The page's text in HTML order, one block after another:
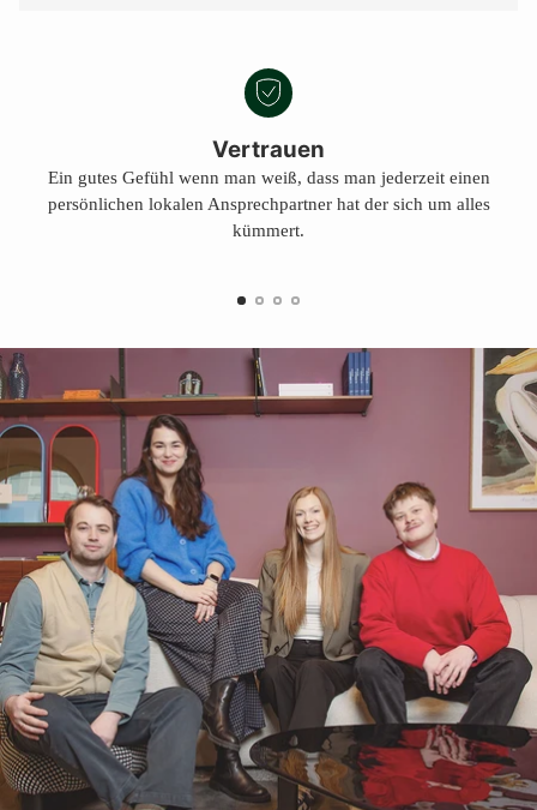
Vertrauen
Ein gutes Gefühl wenn man weiß, dass man jederzeit einen
persönlichen lokalen Ansprechpartner hat der sich um alles
kümmert.